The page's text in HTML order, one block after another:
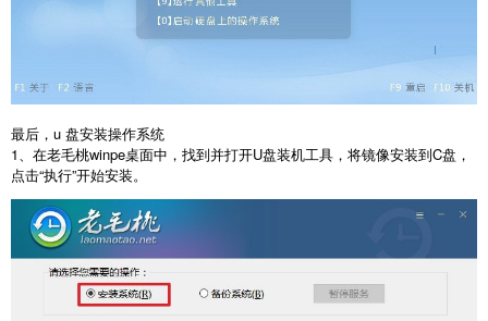
最后， u 盘安装操作系统
1、在老毛桃winpe桌面中，找到并打开U盘装机工具，将镜像安装到C盘，
点击“执行”开始安装。